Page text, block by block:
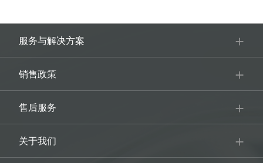
服务与解决方案
销售政策
售后服务
关于我们